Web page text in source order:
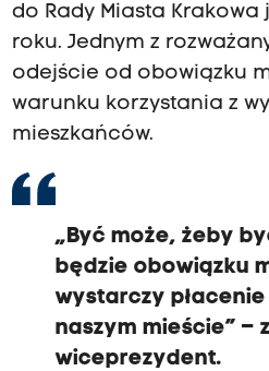
do Rady Miasta Krakowa
roku. Jednym z
odejście od obowiązku
warunku korzystania z
mieszkańców.
„Być może, żeby
będzie obowiązku
wystarczy
naszym mieście” –
wiceprezydent.